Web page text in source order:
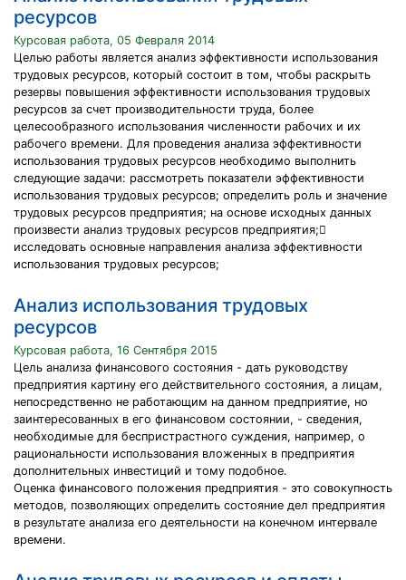
ресурсов
Курсовая работа, 05 Февраля 2014
Целью работы является анализ эффективности использования
трудовых ресурсов, который состоит в том, чтобы раскрыть
резервы повышения эффективности использования трудовых
ресурсов за счет производительности труда, более
целесообразного использования численности рабочих и их
рабочего времени. Для проведения анализа эффективности
использования трудовых ресурсов необходимо выполнить
следующие задачи: рассмотреть показатели эффективности
использования трудовых ресурсов; определить роль и значение
трудовых ресурсов предприятия; на основе исходных данных
произвести анализ трудовых ресурсов предприятия;
исследовать основные направления анализа эффективности
использования трудовых ресурсов;
Анализ использования трудовых
ресурсов
Курсовая работа, 16 Сентября 2015
Цель анализа финансового состояния - дать руководству
предприятия картину его действительного состояния, а лицам,
непосредственно не работающим на данном предприятие, но
заинтересованных в его финансовом состоянии, - сведения,
необходимые для беспристрастного суждения, например, о
рациональности использования вложенных в предприятия
дополнительных инвестиций и тому подобное.
Оценка финансового положения предприятия - это совокупность
методов, позволяющих определить состояние дел предприятия
в результате анализа его деятельности на конечном интервале
времени.